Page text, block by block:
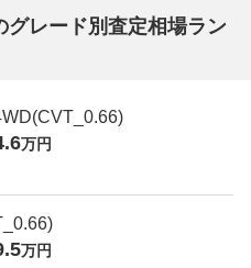
グレード別査定相場ラン
万円
万円